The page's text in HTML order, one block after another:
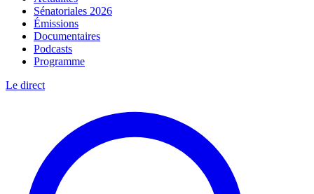
Sénatoriales 2026
Émissions
Documentaires
Podcasts
Programme
Le direct